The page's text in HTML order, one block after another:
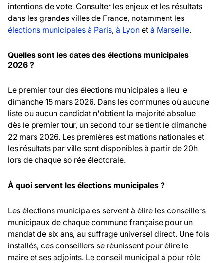
intentions de vote. Consulter les enjeux et les résultats
dans les grandes villes de France, notamment les
élections municipales à Paris, à Lyon et à Marseille.
Quelles sont les dates des élections municipales
2026 ?
Le premier tour des élections municipales a lieu le
dimanche 15 mars 2026. Dans les communes où aucune
liste ou aucun candidat n'obtient la majorité absolue
dès le premier tour, un second tour se tient le dimanche
22 mars 2026. Les premières estimations nationales et
les résultats par ville sont disponibles à partir de 20h
lors de chaque soirée électorale.
À quoi servent les élections municipales ?
Les élections municipales servent à élire les conseillers
municipaux de chaque commune française pour un
mandat de six ans, au suffrage universel direct. Une fois
installés, ces conseillers se réunissent pour élire le
maire et ses adjoints. Le conseil municipal a pour rôle